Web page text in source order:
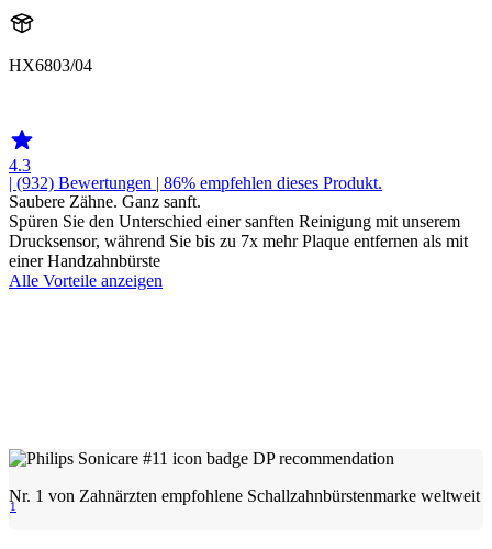
HX6803/04
4.3
| (932) Bewertungen | 86% empfehlen dieses Produkt.
Saubere Zähne. Ganz sanft.
Spüren Sie den Unterschied einer sanften Reinigung mit unserem
Drucksensor, während Sie bis zu 7x mehr Plaque entfernen als mit
einer Handzahnbürste
Alle Vorteile anzeigen
Nr. 1 von Zahnärzten empfohlene Schallzahnbürstenmarke weltweit
1